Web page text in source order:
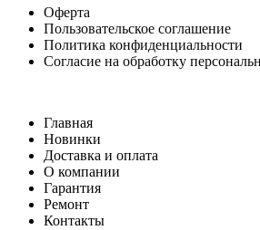
Оферта
Пользовательское соглашение
Политика конфиденциальности
Согласие на обработку
Главная
Новинки
Доставка и оплата
О компании
Гарантия
Ремонт
Контакты